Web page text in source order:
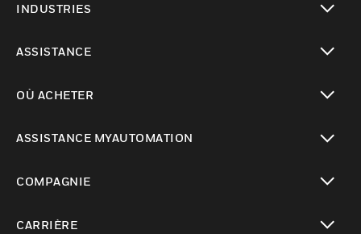
INDUSTRIES
ASSISTANCE
OÙ ACHETER
ASSISTANCE MYAUTOMATION
COMPAGNIE
CARRIÈRE